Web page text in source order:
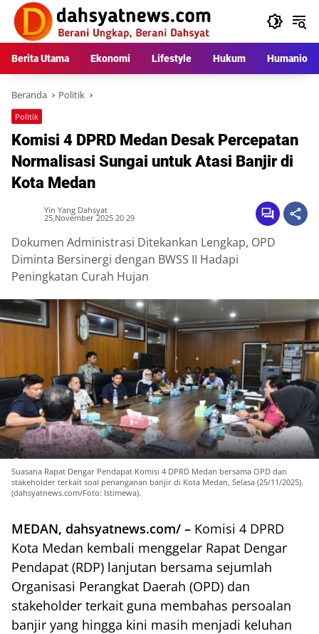
Langsung
konten
Berita Utama Ekonomi Lifestyle Hukum Humaniora
Beranda Politik
Politik
Komisi 4 DPRD Medan Desak Percepatan
Normalisasi Sungai untuk Atasi Banjir di
Kota Medan
Yin Yang Dahsyat
25,November 2025 20 29
Dokumen Administrasi Ditekankan Lengkap, OPD
Diminta Bersinergi dengan BWSS II Hadapi
Peningkatan Curah Hujan
Suasana Rapat Dengar Pendapat Komisi 4 DPRD Medan bersama OPD dan
stakeholder terkait soal penanganan banjir di Kota Medan, Selasa (25/11/2025).
(dahsyatnews.com/Foto: Istimewa).
MEDAN, dahsyatnews.com/ – Komisi 4 DPRD
Kota Medan kembali menggelar Rapat Dengar
Pendapat (RDP) lanjutan bersama sejumlah
Organisasi Perangkat Daerah (OPD) dan
stakeholder terkait guna membahas persoalan
banjir yang hingga kini masih menjadi keluhan